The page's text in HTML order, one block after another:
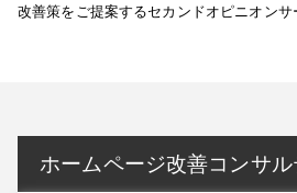
改善策をご提案するセカンドオピニオンサ
ホームページ改善コンサ